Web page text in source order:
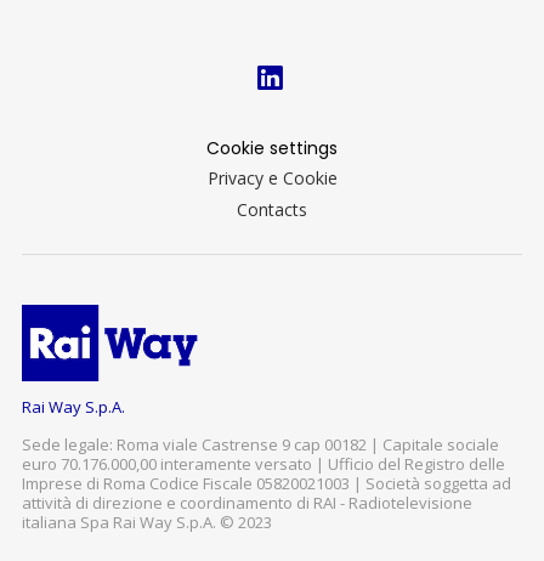
Cookie settings
Privacy e Cookie
Contacts
Rai Way S.p.A.
Sede legale: Roma viale Castrense 9 cap 00182 | Capitale sociale
euro 70.176.000,00 interamente versato | Ufficio del Registro delle
Imprese di Roma Codice Fiscale 05820021003 | Società soggetta ad
attività di direzione e coordinamento di RAI - Radiotelevisione
italiana Spa Rai Way S.p.A. © 2023